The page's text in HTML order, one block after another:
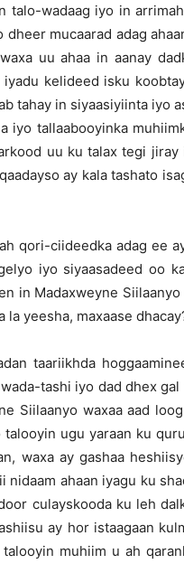
talo-wadaag iyo in
mucaarad adag
uu ahaa in aanay
kelideed isku
tahay in siyaasiyiinta iyo
iyo tallaabooyinka
uu ku talax tegi
ay kala tashato
qori-ciideedka adag ee
iyo siyaasadeed oo
in Madaxweyne
yeesha, maxaase
taariikhda
tashi iyo dad dhex
Siilaanyo waxaa aad
ugu yaraan ku
waxa ay gashaa
ahaan iyagu ku
culayskooda ku leh
ay hor istaagaan
muhiim u ah